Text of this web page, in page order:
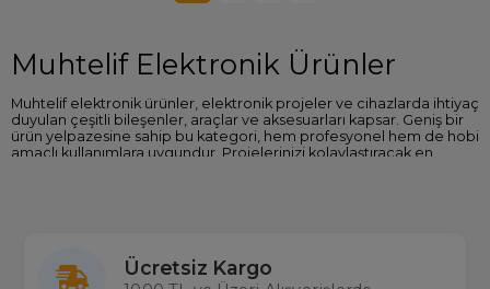
Muhtelif Elektronik Ürünler
Muhtelif elektronik ürünler, elektronik projeler ve cihazlarda ihtiyaç
duyulan çeşitli bileşenler, araçlar ve aksesuarları kapsar. Geniş bir
ürün yelpazesine sahip bu kategori, hem profesyonel hem de hobi
amaçlı kullanımlara uygundur. Projelerinizi kolaylaştıracak en
faktörleri algılamak için kullanılır.
Kablolar ve Bağlantı Elemanları:
Ücretsiz Kargo